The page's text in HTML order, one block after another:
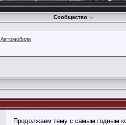
Сообщество
Автомобили
Продолжаем тему с самым годным